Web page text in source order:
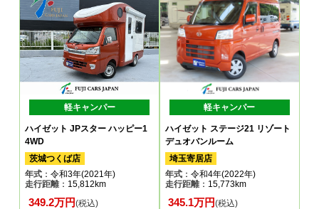
軽キャンパー
ハイゼット JPスター ハッピー1
4WD
茨城つくば店
年式 ：令和3年(2021年)
走行距離：15,812km
349.2万円(税込)
軽キャンパー
ハイゼット ステージ21 リゾート
デュオバンルーム
埼玉寄居店
年式：令和4年(2022年)
走行距離：15,773km
345.1万円(税込)